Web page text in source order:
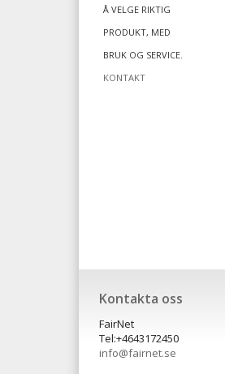
Å VELGE RIKTIG
PRODUKT, MED
BRUK OG SERVICE.
KONTAKT
Kontakta oss
FairNet
Tel:+4643172450
info@fairnet.se